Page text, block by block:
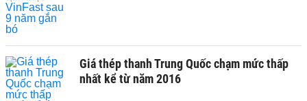
Giá thép thanh Trung Quốc chạm mức thấp
nhất kể từ năm 2016